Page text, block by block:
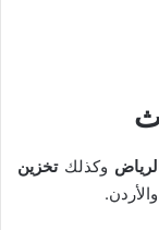
وكذلكتخزين